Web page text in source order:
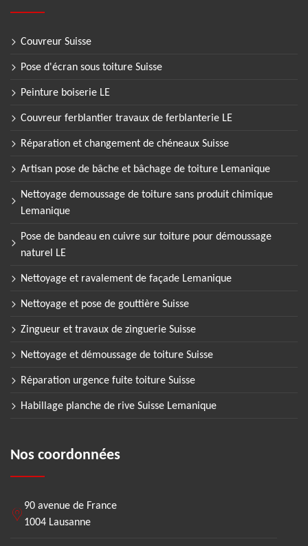
Couvreur Suisse
Pose d'écran sous toiture Suisse
Peinture boiserie LE
Couvreur ferblantier travaux de ferblanterie LE
Réparation et changement de chéneaux Suisse
Artisan pose de bâche et bâchage de toiture Lemanique
Nettoyage demoussage de toiture sans produit chimique
Lemanique
Pose de bandeau en cuivre sur toiture pour démoussage
naturel LE
Nettoyage et ravalement de façade Lemanique
Nettoyage et pose de gouttière Suisse
Zingueur et travaux de zinguerie Suisse
Nettoyage et démoussage de toiture Suisse
Réparation urgence fuite toiture Suisse
Habillage planche de rive Suisse Lemanique
Nos coordonnées
90 avenue de France
1004 Lausanne